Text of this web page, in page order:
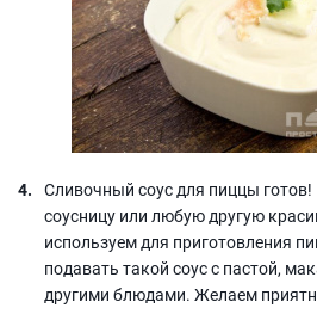
Сливочный соус для пиццы
соусницу или любую другую
используем для приготовления
подавать такой соус с пастой,
другими блюдами. Желаем